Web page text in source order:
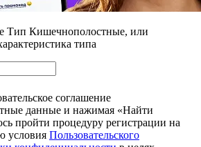
Тип Кишечнополостные, или
типа
соглашение
данные и нажимая «Найти
пройти процедуру регистрации на
условия Пользовательского